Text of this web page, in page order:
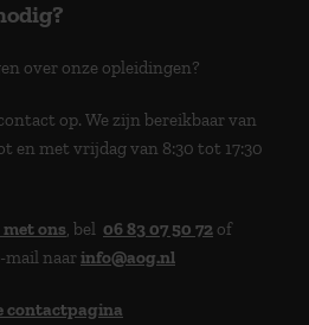
over onze opleidingen?
op. We zijn bereikbaar van
en met vrijdag van 8:30 tot 17:30
ons, bel 06 83 07 50 72 of
mail naarinfo@aog.nl
contactpagina